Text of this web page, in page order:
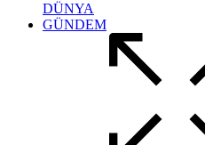
DÜNYA
GÜNDEM